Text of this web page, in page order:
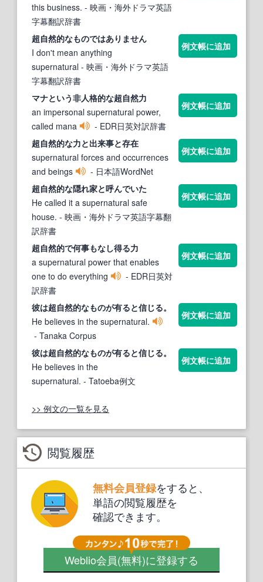
this business. - 映画・海外ドラマ英語
字幕翻訳辞書
超自然的なものではありません
I don't mean anything
supernatural - 映画・海外ドラマ英語
字幕翻訳辞書
例文帳に追加
マナという非人格的な超自然力
an impersonal supernatural power,
called mana
- EDR日英対訳辞書
例文帳に追加
超自然的な力と出来事と存在
supernatural forces and occurrences
and beings
- 日本語WordNet
例文帳に追加
超自然的な隠れ家と呼んでいた
He called it a supernatural safe
house. - 映画・海外ドラマ英語字幕翻
訳辞書
例文帳に追加
超自然的で何事もなし得る力
a supernatural power that enables
one to do everything
- EDR日英対
訳辞書
例文帳に追加
彼は超自然的なものが有ると信じる。
He believes in the supernatural.
- Tanaka Corpus
例文帳に追加
彼は超自然的なものが有ると信じる。
He believes in the
supernatural. - Tatoeba例文
例文帳に追加
>> 例文の一覧を見る
閲覧履歴
無料会員登録をすると、
単語の閲覧履歴を
確認できます。
Weblio会員(無料)に登録する